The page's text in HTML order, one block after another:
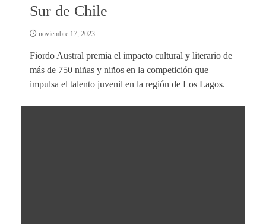
Sur de Chile
noviembre 17, 2023
Fiordo Austral premia el impacto cultural y literario de
más de 750 niñas y niños en la competición que
impulsa el talento juvenil en la región de Los Lagos.